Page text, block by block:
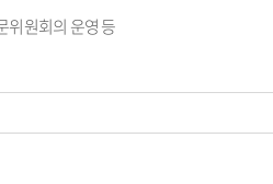
위원회의 운영 등